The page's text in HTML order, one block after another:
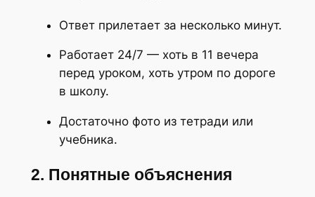
Ответ прилетает за несколько минут.
Работает 24/7 — хоть в 11 вечера
перед уроком, хоть утром по дороге
в школу.
Достаточно фото из тетради или
учебника.
2. Понятные объяснения